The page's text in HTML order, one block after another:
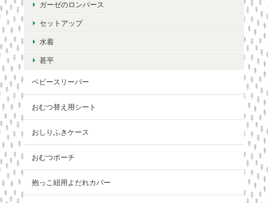
ガーゼのロンパース
セットアップ
水着
甚平
ベビースリーパー
おむつ替え用シート
おしりふきケース
おむつポーチ
抱っこ紐用よだれカバー